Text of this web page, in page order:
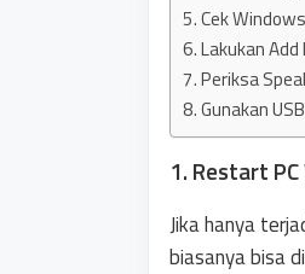
5. Cek
6. Lakukan
7. Periksa
8. Gunakan
1. Restart
Jika hanya
biasanya bisa